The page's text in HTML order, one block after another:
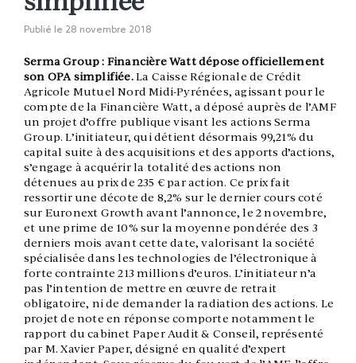
Publié le 28 novembre 2018
Serma Group : Financière Watt dépose officiellement
son OPA simplifiée.La Caisse Régionale de Crédit
Agricole Mutuel Nord Midi-Pyrénées, agissant pour le
compte de la Financière Watt, a déposé auprès de l’AMF
un projet d’offre publique visant les actions Serma
Group. L’initiateur, qui détient désormais 99,21% du
capital suite à des acquisitions et des apports d’actions,
s’engage à acquérir la totalité des actions non
détenues au prix de 235 € par action. Ce prix fait
ressortir une décote de 8,2% sur le dernier cours coté
sur Euronext Growth avant l’annonce, le 2 novembre,
et une prime de 10% sur la moyenne pondérée des 3
derniers mois avant cette date, valorisant la société
spécialisée dans les technologies de l’électronique à
forte contrainte 213 millions d’euros. L’initiateur n’a
pas l’intention de mettre en œuvre de retrait
obligatoire, ni de demander la radiation des actions. Le
projet de note en réponse comporte notamment le
rapport du cabinet Paper Audit & Conseil, représenté
par M. Xavier Paper, désigné en qualité d’expert